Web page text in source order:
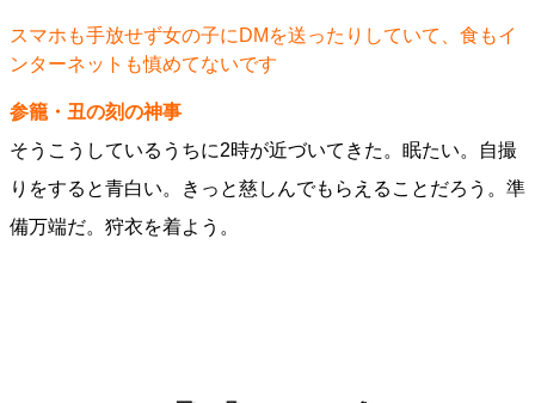
スマホも手放せず女の子にDMを送ったりしていて、食もイ
ンターネットも慎めてないです
参籠・丑の刻の神事
そうこうしているうちに2時が近づいてきた。眠たい。自撮
りをすると青白い。きっと慈しんでもらえることだろう。準
備万端だ。狩衣を着よう。